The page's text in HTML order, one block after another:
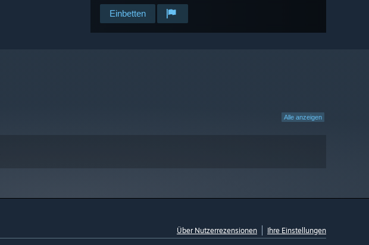
Einbetten
Alle anzeigen
Über Nutzerrezensionen Ihre Einstellungen